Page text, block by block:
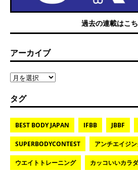
過去の連載はこ
アーカイブ
タグ
BEST BODY JAPAN IFBB JBBF
SUPERBODYCONTEST アンチエイジ
ウエイトトレーニング カッコいいカラダ